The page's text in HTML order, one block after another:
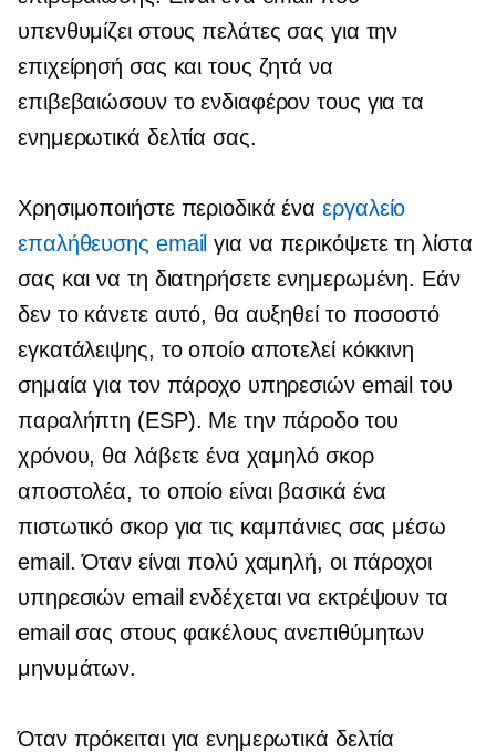
υπενθυμίζει στους πελάτες σας για την
επιχείρησή σας και τους ζητά να
επιβεβαιώσουν το ενδιαφέρον τους για τα
ενημερωτικά δελτία σας.
Χρησιμοποιήστε περιοδικά έναεργαλείο
επαλήθευσης email για να περικόψετε τη λίστα
σας και να τη διατηρήσετε ενημερωμένη. Εάν
δεν το κάνετε αυτό, θα αυξηθεί το ποσοστό
εγκατάλειψης, το οποίο αποτελεί κόκκινη
σημαία για τον πάροχο υπηρεσιών email του
παραλήπτη (ESP). Με την πάροδο του
χρόνου, θα λάβετε ένα χαμηλό σκορ
αποστολέα, το οποίο είναι βασικά ένα
πιστωτικό σκορ για τις καμπάνιες σας μέσω
email. Όταν είναι πολύ χαμηλή, οι πάροχοι
υπηρεσιών email ενδέχεται να εκτρέψουν τα
email σας στους φακέλους ανεπιθύμητων
μηνυμάτων.
Όταν πρόκειται για ενημερωτικά δελτία